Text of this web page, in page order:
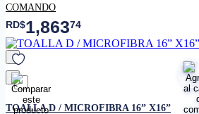
COMANDO
RD$1,86374
favorito
TOALLA D / MICROFIBRA 16” X16”